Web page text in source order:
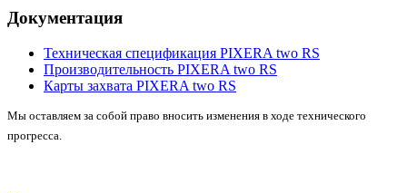
Документация
Техническая спецификация PIXERA two RS
Производительность PIXERA two RS
Карты захвата PIXERA two RS
Мы оставляем за собой право вносить изменения в ходе технического
прогресса.